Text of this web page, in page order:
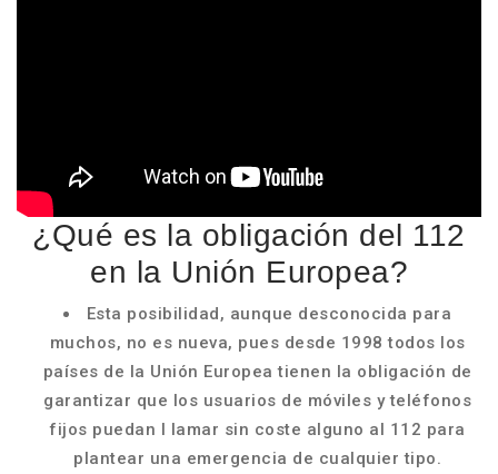
¿Qué es la obligación del 112
en la Unión Europea?
Esta posibilidad, aunque desconocida para
muchos, no es nueva, pues desde 1998 todos los
países de la Unión Europea tienen la obligación de
garantizar que los usuarios de móviles y teléfonos
fijos puedan l lamar sin coste alguno al 112 para
plantear una emergencia de cualquier tipo.